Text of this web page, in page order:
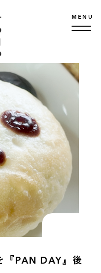
『PAN DAY』後